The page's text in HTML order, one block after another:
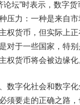
论坛”时表示，数字
压力：一种是来自
权货币，但实际上
对于一些国家，特
权货币将会被边缘化
字化社会和数字化
须要走的正确之路